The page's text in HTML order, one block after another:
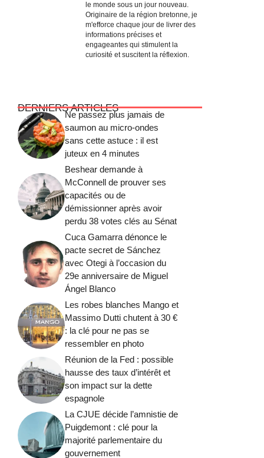
le monde sous un jour nouveau.
Originaire de la région bretonne, je
m'efforce chaque jour de livrer des
informations précises et
engageantes qui stimulent la
curiosité et suscitent la réflexion.
DERNIERS ARTICLES
Ne passez plus jamais de
saumon au micro-ondes
sans cette astuce : il est
juteux en 4 minutes
Beshear demande à
McConnell de prouver ses
capacités ou de
démissionner après avoir
perdu 38 votes clés au Sénat
Cuca Gamarra dénonce le
pacte secret de Sánchez
avec Otegi à l’occasion du
29e anniversaire de Miguel
Ángel Blanco
Les robes blanches Mango et
Massimo Dutti chutent à 30 €
: la clé pour ne pas se
ressembler en photo
Réunion de la Fed : possible
hausse des taux d’intérêt et
son impact sur la dette
espagnole
La CJUE décide l’amnistie de
Puigdemont : clé pour la
majorité parlementaire du
gouvernement